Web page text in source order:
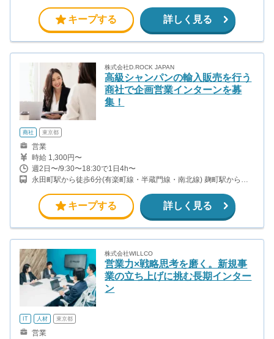
麹町駅より徒歩5分(有楽町線)
キープする 詳しく見る
株式会社D.ROCK JAPAN
高級シャンパンの輸入販売を行う
商社で企画営業インターンを募
集！
商社 東京都
営業
時給 1,300円〜
週2日〜/9:30〜18:30で1日4h〜
永田町駅から徒歩6分(有楽町線・半蔵門線・南北線) 麹町駅から徒
蔵門駅から徒歩5分(半蔵門線)
キープする 詳しく見る
株式会社WILLCO
営業力×戦略思考を磨く。新規事
業の立ち上げに挑む長期インター
ン
IT 人材 東京都
営業